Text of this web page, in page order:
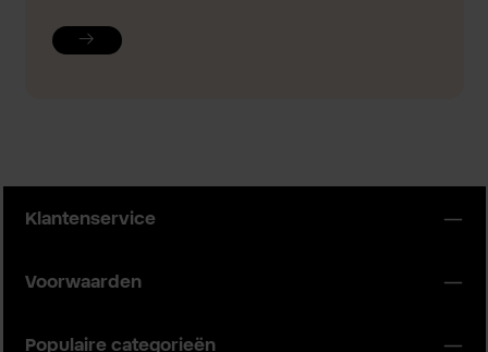
Klantenservice
Voorwaarden
Populaire categorieën